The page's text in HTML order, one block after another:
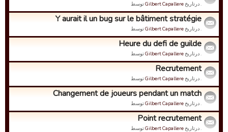
. درتاریخGilbert Capallereتوسط
Y aurait il un bug sur le bâtiment stratégie
. درتاریخGilbert Capallereتوسط
Heure du defi de guilde
. درتاریخGilbert Capallereتوسط
Recrutement
. درتاریخGilbert Capallereتوسط
Changement de joueurs pendant un match
. درتاریخGilbert Capallereتوسط
Point recrutement
. درتاریخGilbert Capallereتوسط